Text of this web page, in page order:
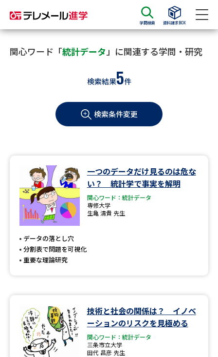
学問検索 資料請求BOX
資料請求 資料検索
大学・短大の資料種類から請求
学部・学科パンフ
過去問題集
大学・短大以外の資料から請求
専門学校の資料請求 大学院の資料請求
留学・進学関連、塾・予備校
高等学校（情報）教員資格認定
関心ワード「統計データ 」に関連する学問・研究
検索結果5件
検索条件変更
一つのデータだけ見るのは危な
い？ 統計学で事実を解明
関心ワード：統計データ
専修大学
生亀 清貴 先生
データの落とし穴
分割表で問題を可視化
重要な理論研究
技術と社会の関係は？ イノベ
ーションのリスクを見極める
関心ワード：統計データ
三条市立大学
田代 昌彦 先生